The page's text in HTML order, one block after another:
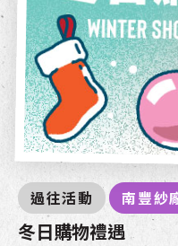
過往活動 南豐紗
冬日購物禮遇